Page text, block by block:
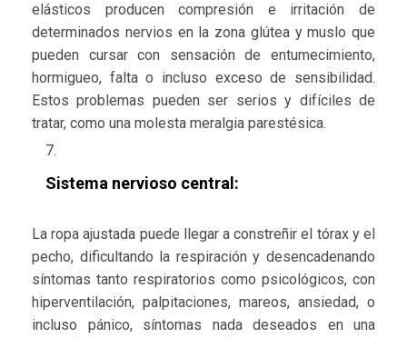
elásticos producen compresión e irritación de
determinados nervios en la zona glútea y muslo que
pueden cursar con sensación de entumecimiento,
hormigueo, falta o incluso exceso de sensibilidad.
Estos problemas pueden ser serios y difíciles de
tratar, como una molesta meralgia parestésica.
Sistema nervioso central:
La ropa ajustada puede llegar a constreñir el tórax y el
pecho, dificultando la respiración y desencadenando
síntomas tanto respiratorios como psicológicos, con
hiperventilación, palpitaciones, mareos, ansiedad, o
incluso pánico, síntomas nada deseados en una